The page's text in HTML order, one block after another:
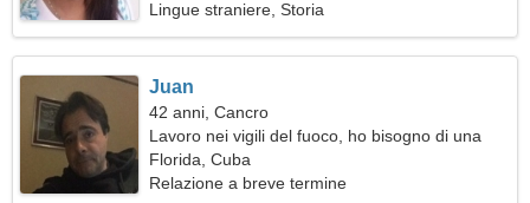
Lingue straniere, Storia
Juan
42 anni, Cancro
Lavoro nei vigili del fuoco, ho bisogno di una
donna meravigliosa
Florida, Cuba
Relazione a breve termine